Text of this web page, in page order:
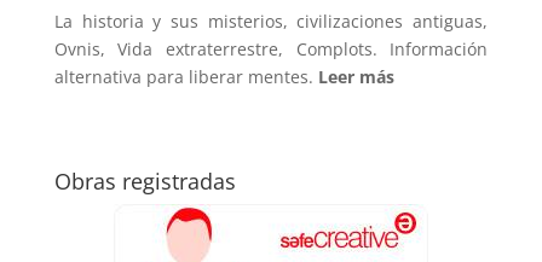
La historia y sus misterios, civilizaciones antiguas,
Ovnis, Vida extraterrestre, Complots. Información
alternativa para liberar mentes. Leer más
Obras registradas